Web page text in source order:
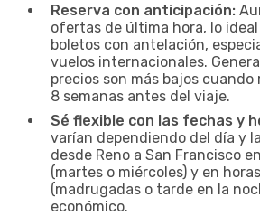
Reserva con anticipación:
ofertas de última hora, lo
boletos con antelación,
vuelos internacionales.
precios son más bajos
8 semanas antes del viaje.
Sé flexible con las fechas y
varían dependiendo del día y
desde Reno a San Francisco
(martes o miércoles) y en
(madrugadas o tarde en la
económico.